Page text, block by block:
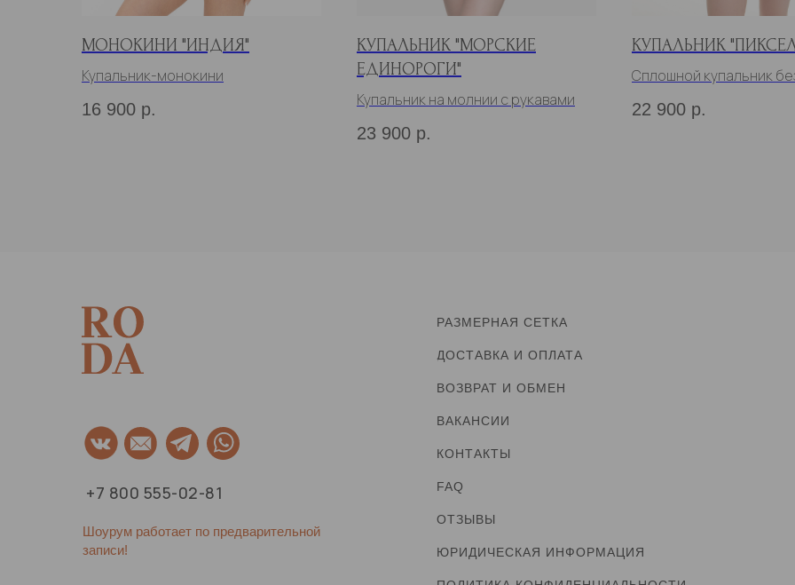
МОНОКИНИ "ИНДИЯ"
Купальник-монокини
16 900 р.
КУПАЛЬНИК "МОРСКИЕ
ЕДИНОРОГИ"
Купальник на молнии с рукавами
23 900 р.
КУПАЛЬНИК
Сплошной купальник
22 900 р.
+7 800 555-02-81
ЮРИДИЧЕСКАЯ ИНФОРМАЦИЯ
РАЗМЕРНАЯ СЕТКА
ДОСТАВКА И ОПЛАТА
КОНТАКТЫ
FAQ
ОТЗЫВЫ
ВОЗВРАТ И ОБМЕН
ВАКАНСИИ
Шоурум работает по предварительной
записи!